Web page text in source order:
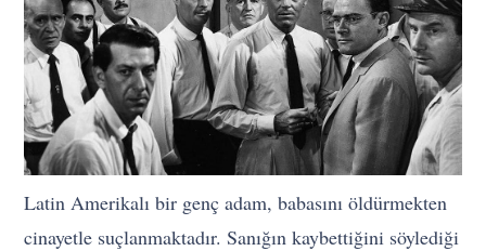
Latin Amerikalı bir genç adam, babasını öldürmekten
cinayetle suçlanmaktadır. Sanığın kaybettiğini söylediği